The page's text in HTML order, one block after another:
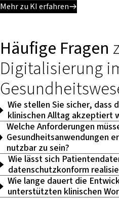
Mehr zu KI erfahren
Häufige Fragen
Digitalisierung
Wie stellen Sie sicher, dass
klinischen Alltag akzeptiert
Welche Anforderungen
Gesundheitsanwendungen
nutzbar zu sein?
Wie lässt sich
datenschutzkonform
Wie lange dauert die
unterstützten klinischen